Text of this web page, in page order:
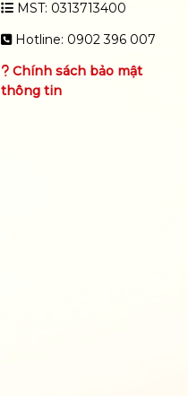
MST: 0313713400
Hotline: 0902 396 007
Chính sách bảo mật
thông tin